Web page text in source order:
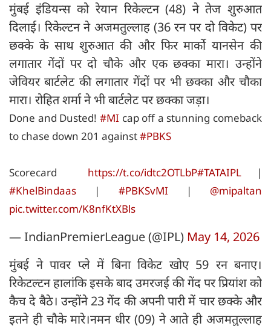
मुंबई इंडियन्स को रेयान रिकेल्टन (48) ने तेज शुरुआत
दिलाई। रिकेल्टन ने अजमतुल्लाह (36 रन पर दो विकेट) पर
छक्के के साथ शुरुआत की और फिर मार्को यानसेन की
लगातार गेंदों पर दो चौके और एक छक्का मारा। उन्होंने
जेवियर बार्टलेट की लगातार गेंदों पर भी छक्का और चौका
मारा। रोहित शर्मा ने भी बार्टलेट पर छक्का जड़ा।
Done and Dusted! #MI cap off a stunning comeback
to chase down 201 against#PBKS
Scorecard https://t.co/idtc2OTLbP#TATAIPL|
#KhelBindaas | #PBKSvMI | @mipaltan
pic.twitter.com/K8nfKtXBls
— IndianPremierLeague (@IPL) May 14, 2026
मुंबई ने पावर प्ले में बिना विकेट खोए 59 रन बनाए।
रिकेटल्टन हालांकि इसके बाद उमरजई की गेंद पर प्रियांश को
कैच दे बैठे। उन्होंने 23 गेंद की अपनी पारी में चार छक्के और
इतने ही चौके मारे।नमन धीर (09) ने आते ही अजमतुल्लाह